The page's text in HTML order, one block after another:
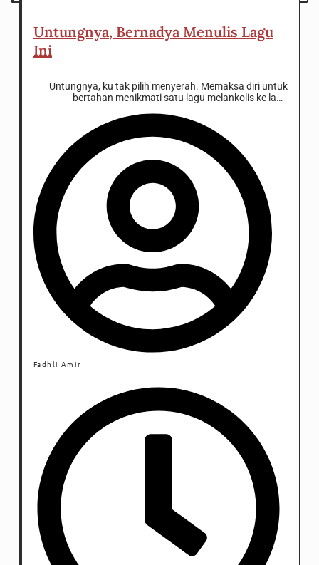
Untungnya, Bernadya Menulis Lagu
Ini
Untungnya, ku tak pilih menyerah. Memaksa diri untuk
bertahan menikmati satu lagu melankolis ke lagu
Fadhli Amir